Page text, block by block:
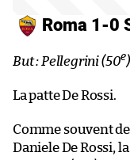
Roma 1-0
But : Pellegrini (50e
La patte De Rossi.
Comme souvent
Daniele De Rossi,